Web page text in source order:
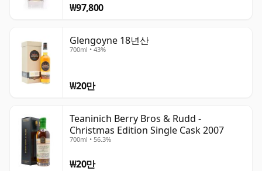
₩97,800
Glengoyne 18년산
700ml • 43%
₩20만
Teaninich Berry Bros & Rudd -
Christmas Edition Single Cask 2007
700ml • 56.3%
₩20만